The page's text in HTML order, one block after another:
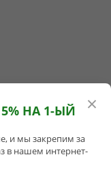
×
НА 1-ЫЙ
и мы закрепим за
в нашем интернет-